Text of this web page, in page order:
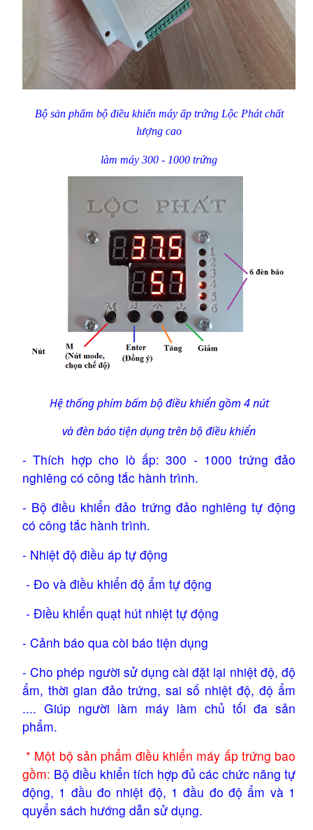
Bộ sản phẩm bộ điều khiển máy ấp trứng Lộc Phát chất
lượng cao
làm máy 300 - 1000 trứng
Hệ thống phím bấm bộ điều khiển gồm 4 nút
và đèn báo tiện dụng trên bộ điều khiển
- Thích hợp cho lò ấp: 300 - 1000 trứng đảo
nghiêng có công tắc hành trình.
- Bộ điều khiển đảo trứng đảo nghiêng tự động
có công tắc hành trình.
- Nhiệt độ điều áp tự động
- Đo và điều khiển độ ẩm tự động
- Điều khiển quạt hút nhiệt tự động
- Cảnh báo qua còi báo tiện dụng
- Cho phép người sử dụng cài đặt lại nhiệt độ, độ
ẩm, thời gian đảo trứng, sai số nhiệt độ, độ ẩm
.... Giúp người làm máy làm chủ tối đa sản
phẩm.
* Một bộ sản phẩm điều khiển máy ấp trứng bao
gồm: Bộ điều khiển tích hợp đủ các chức năng tự
động, 1 đầu đo nhiệt độ, 1 đầu đo độ ẩm và 1
quyển sách hướng dẫn sử dụng.